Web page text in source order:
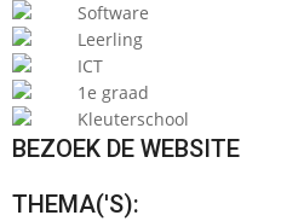
Software
Leerling
ICT
1e graad
Kleuterschool
BEZOEK DE WEBSITE
THEMA('S):